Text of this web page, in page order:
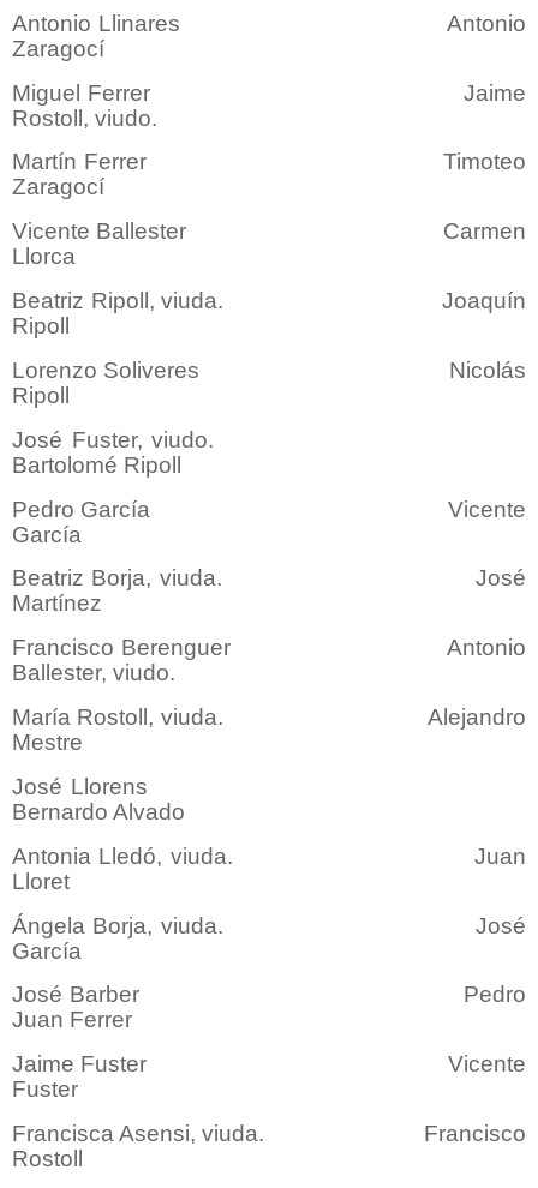
Antonio Llinares Antonio
Zaragocí
Miguel Ferrer Jaime
Rostoll, viudo.
Martín Ferrer Timoteo
Zaragocí
Vicente Ballester Carmen
Llorca
Beatriz Ripoll, viuda. Joaquín
Ripoll
Lorenzo Soliveres Nicolás
Ripoll
José Fuster, viudo.
Bartolomé Ripoll
Pedro García Vicente
García
Beatriz Borja, viuda. José
Martínez
Francisco Berenguer Antonio
Ballester, viudo.
María Rostoll, viuda. Alejandro
Mestre
José Llorens
Bernardo Alvado
Antonia Lledó, viuda. Juan
Lloret
Ángela Borja, viuda. José
García
José Barber Pedro
Juan Ferrer
Jaime Fuster Vicente
Fuster
Francisca Asensi, viuda. Francisco
Rostoll